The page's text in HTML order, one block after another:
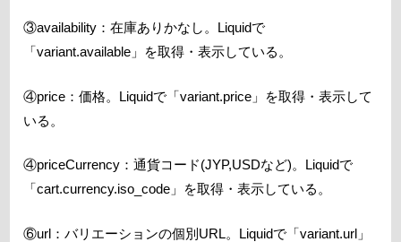
③availability：在庫ありかなし。Liquidで
「variant.available」を取得・表示している。
④price：価格。Liquidで「variant.price」を取得・表示して
いる。
④priceCurrency：通貨コード(JYP,USDなど)。Liquidで
「cart.currency.iso_code」を取得・表示している。
⑥url：バリエーションの個別URL。Liquidで「variant.url」